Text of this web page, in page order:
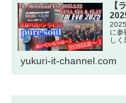
【
に参
し
yukuri-it-channel.com